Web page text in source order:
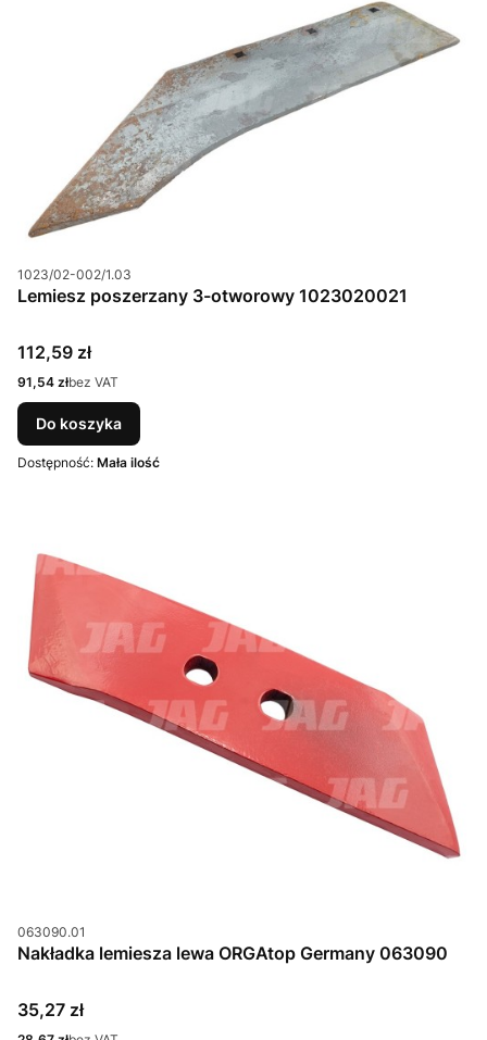
Kod produktu
1023/02-002/1.03
Lemiesz poszerzany 3-otworowy 1023020021
Cena
112,59 zł
Cena
91,54 złbez VAT
Do koszyka
Dostępność: Mała ilość
Kod produktu
063090.01
Nakładka lemiesza lewa ORGAtop Germany 063090
Cena
35,27 zł